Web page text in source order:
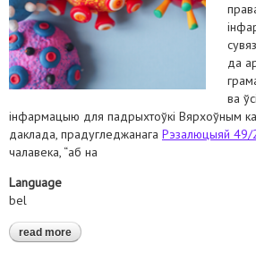
да
ва
інфармацыю для падрыхтоўкі Вярхоўным
даклада, прадугледжанага Рэзалюцыяй 49/
чалавека, “аб на
Language
bel
read more about накіравалі ва увкпч аан
вакцынацыі ад covid-19 у беларусі